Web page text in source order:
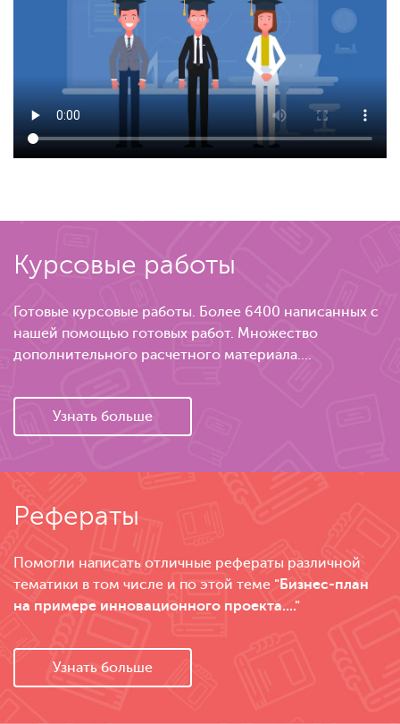
Курсовые работы
Готовые курсовые работы. Более 6400 написанных с
нашей помощью готовых работ. Множество
дополнительного расчетного материала....
Узнать больше
Рефераты
Помогли написать отличные рефераты различной
тематики в том числе и по этой теме "Бизнес-план
на примере инновационного проекта...."
Узнать больше